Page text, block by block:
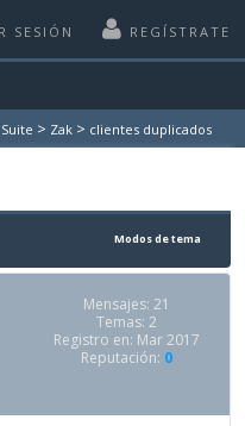
SESIÓN REGÍSTRATE
> Zak > clientes duplicados
Modos de tema
Mensajes: 21
Temas: 2
Registro en: Mar 2017
Reputación: 0